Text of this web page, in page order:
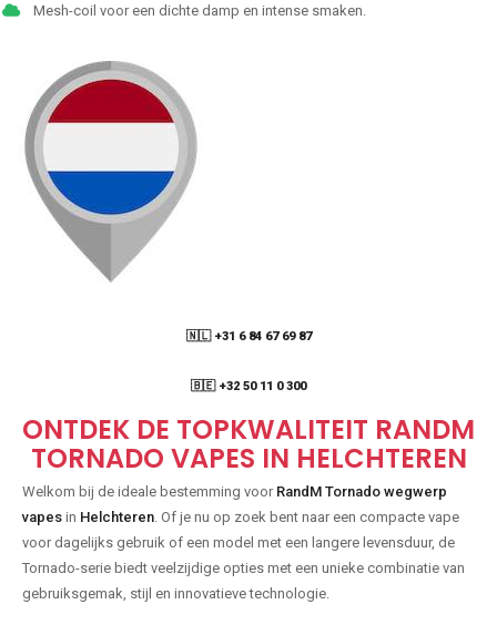
Mesh-coil voor een dichte damp en intense smaken.
🇳🇱 +31 6 84 67 69 87
🇧🇪 +32 50 11 0 300
ONTDEK DE TOPKWALITEIT RANDM
TORNADO VAPES IN HELCHTEREN
Welkom bij de ideale bestemming voor RandM Tornado wegwerp
vapes in Helchteren . Of je nu op zoek bent naar een compacte vape
voor dagelijks gebruik of een model met een langere levensduur, de
Tornado-serie biedt veelzijdige opties met een unieke combinatie van
gebruiksgemak, stijl en innovatieve technologie.